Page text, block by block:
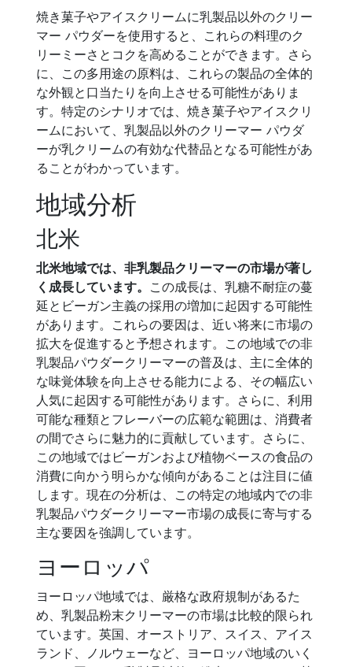
焼き菓子やアイスクリームに乳製品以外のクリー
マー パウダーを使用すると、これらの料理のク
リーミーさとコクを高めることができます。さら
に、この多用途の原料は、これらの製品の全体的
な外観と口当たりを向上させる可能性がありま
す。特定のシナリオでは、焼き菓子やアイスクリ
ームにおいて、乳製品以外のクリーマー パウダ
ーが乳クリームの有効な代替品となる可能性があ
ることがわかっています。
地域分析
北米
北米地域では、非乳製品クリーマーの市場が著し
く成長しています。 この成長は、乳糖不耐症の蔓
延とビーガン主義の採用の増加に起因する可能性
があります。これらの要因は、近い将来に市場の
拡大を促進すると予想されます。この地域での非
乳製品パウダークリーマーの普及は、主に全体的
な味覚体験を向上させる能力による、その幅広い
人気に起因する可能性があります。さらに、利用
可能な種類とフレーバーの広範な範囲は、消費者
の間でさらに魅力的に貢献しています。さらに、
この地域ではビーガンおよび植物ベースの食品の
消費に向かう明らかな傾向があることは注目に値
します。現在の分析は、この特定の地域内での非
乳製品パウダークリーマー市場の成長に寄与する
主な要因を強調しています。
ヨーロッパ
ヨーロッパ地域では、厳格な政府規制があるた
め、乳製品粉末クリーマーの市場は比較的限られ
ています。英国、オーストリア、スイス、アイス
ランド、ノルウェーなど、ヨーロッパ地域のいく